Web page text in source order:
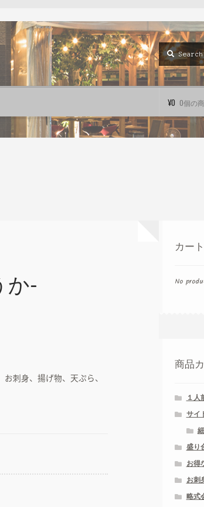
Search
for:
Search
¥0 0個の
か-
刺身、揚げ物、天ぷら、
カート
No
商品
１人
サイ
盛り
お得
お刺
略式